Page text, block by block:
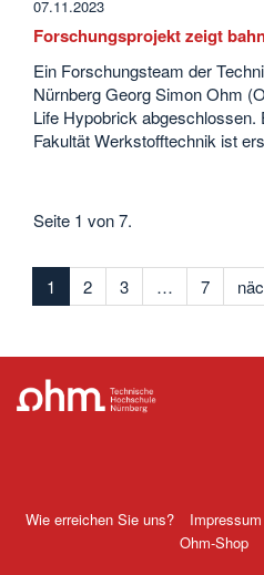
07.11.2023
Forschungsprojekt zeigt
Ein Forschungsteam der
Nürnberg Georg Simon Ohm
Life Hypobrick abgeschlossen.
Fakultät Werkstofftechnik ist
Seite 1 von 7.
1 2 3 … 7
Wie erreichen Sie uns? Impressum
Ohm-Shop